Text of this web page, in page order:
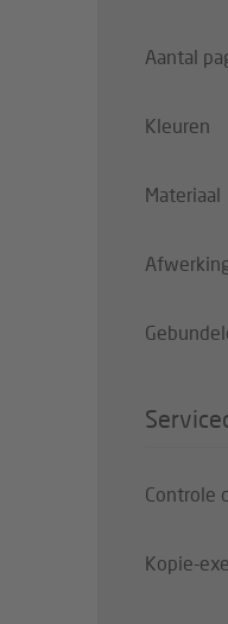
Aantal
Kleuren
Materiaal
Controle
Kopie-